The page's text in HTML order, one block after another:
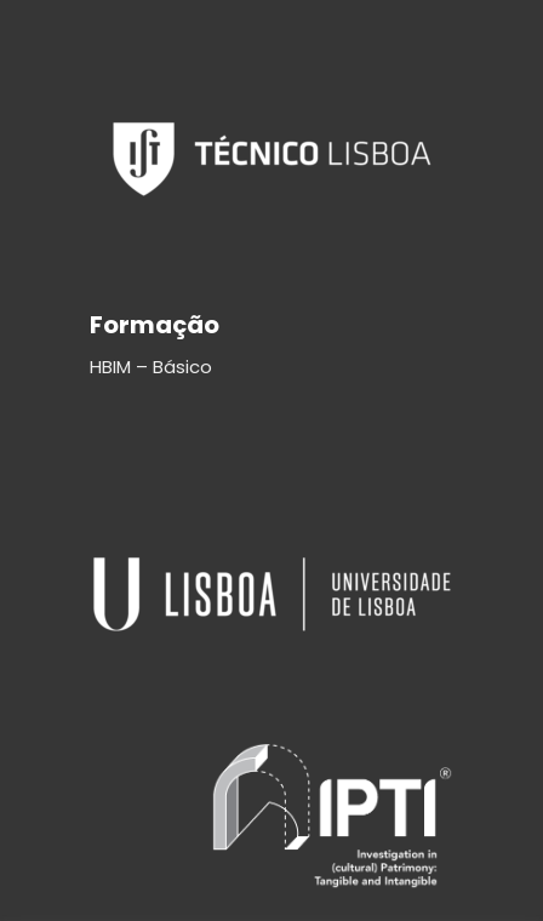
Formação
HBIM – Básico